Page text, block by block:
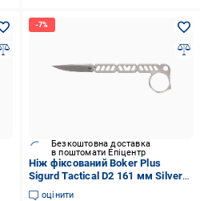
Безкоштовна доставка
в поштомати Епіцентр
Ніж фіксований Boker Plus
Sigurd Tactical D2 161 мм Silver
(02BO098)
оцінити